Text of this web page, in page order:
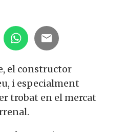
el constructor
i especialment
trobat en el mercat